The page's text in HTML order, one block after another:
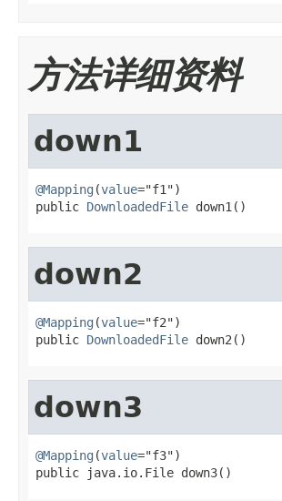
方法详细资料
down1
@Mapping (value="f1")
public DownloadedFile down1()
down2
@Mapping (value="f2")
public DownloadedFile down2()
down3
@Mapping (value="f3")
public java.io.File down3()